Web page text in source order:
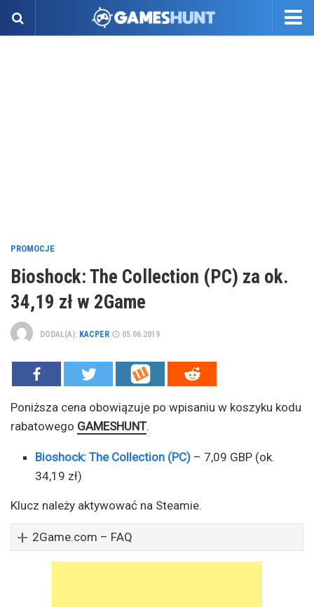
PROMOCJE
Bioshock: The Collection (PC) za ok.
34,19 zł w 2Game
DODAŁ(A): KACPER 05.06.2019
Poniższa cena obowiązuje po wpisaniu w koszyku kodu
rabatowego GAMESHUNT.
Bioshock: The Collection (PC) – 7,09 GBP (ok.
34,19 zł)
Klucz należy aktywować na Steamie.
2Game.com – FAQ